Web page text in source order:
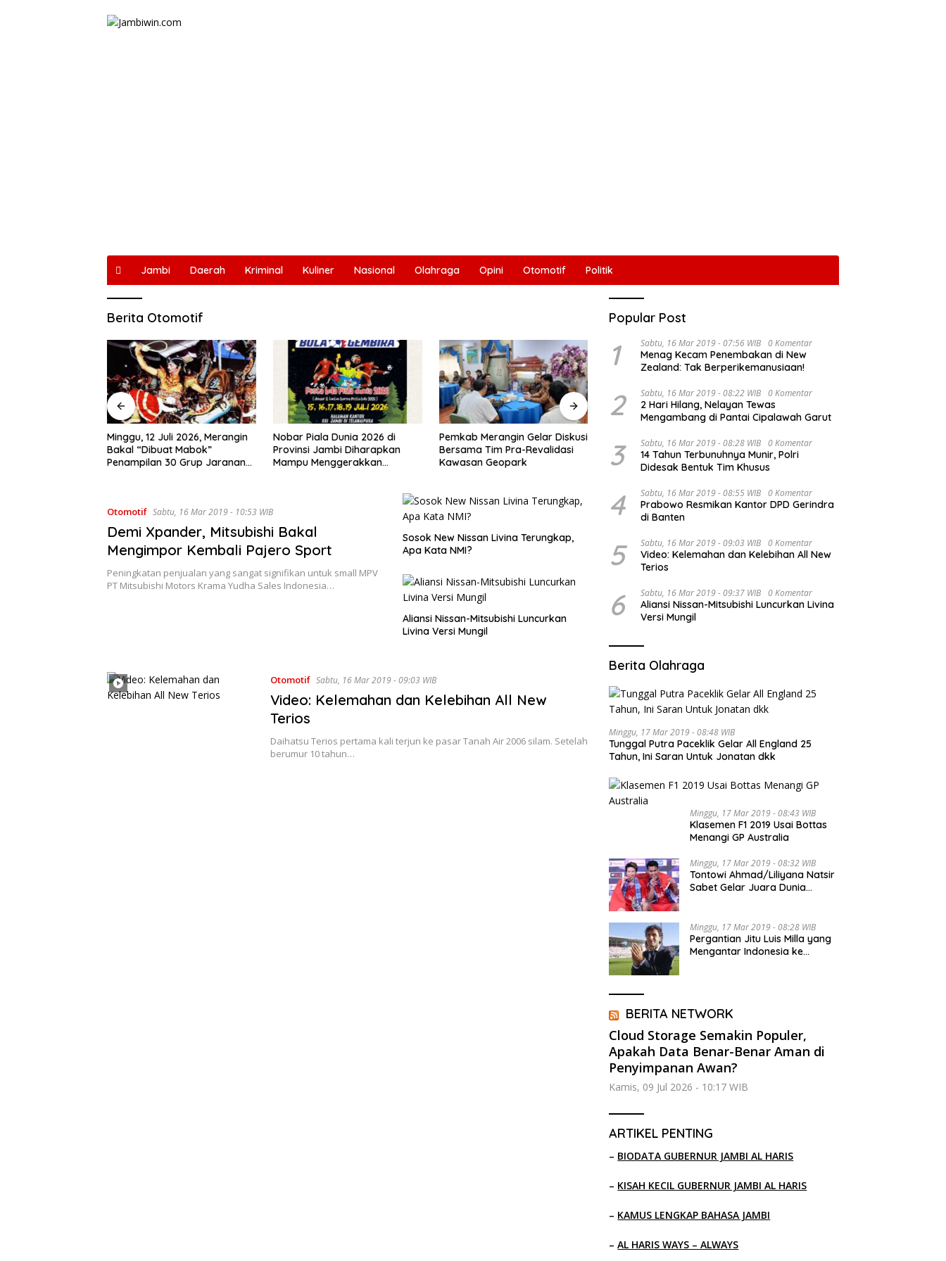
Jambi Daerah Kriminal Kuliner Nasional Olahraga Opini Otomotif Politik
Berita Otomotif
Nobar Piala Dunia 2026 di
Provinsi Jambi Diharapkan
Mampu Menggerakkan
Pemkab Merangin Gelar Diskusi
Bersama Tim Pra-Revalidasi
Kawasan Geopark
Dijadwalkan Buka Turnamen
Urawa Cup VI di Stadion
Swarna Bhumi, Gubernur Al
Gubernur Al Haris Pimpin Rapat
Evaluasi Perkembangan
Pelaksanaan Kegiatan
Pembangunan Triwulan II TA
Hadiri Pelantikan JKSN Jambi,
Al Haris Tekankan Peran Guru
dan Kiai Jaga Moral Generasi
Otomotif Sabtu, 16 Mar 2019 - 10:53 WIB
Demi Xpander, Mitsubishi Bakal
Mengimpor Kembali Pajero Sport
Peningkatan penjualan yang sangat signifikan untuk small MPV
PT Mitsubishi Motors Krama Yudha Sales Indonesia…
Sosok New Nissan Livina Terungkap,
Apa Kata NMI?
Aliansi Nissan-Mitsubishi Luncurkan
Livina Versi Mungil
Otomotif Sabtu, 16 Mar 2019 - 09:03 WIB
Video: Kelemahan dan Kelebihan All New
Terios
Daihatsu Terios pertama kali terjun ke pasar Tanah Air 2006 silam. Setelah
berumur 10 tahun…
Popular Post
1 Sabtu, 16 Mar 2019 - 07:56 WIB 0 Komentar
Menag Kecam Penembakan di New
Zealand: Tak Berperikemanusiaan!
2 Sabtu, 16 Mar 2019 - 08:22 WIB 0 Komentar
2 Hari Hilang, Nelayan Tewas
Mengambang di Pantai Cipalawah Garut
3 Sabtu, 16 Mar 2019 - 08:28 WIB 0 Komentar
14 Tahun Terbunuhnya Munir, Polri
Didesak Bentuk Tim Khusus
4 Sabtu, 16 Mar 2019 - 08:55 WIB 0 Komentar
Prabowo Resmikan Kantor DPD Gerindra
di Banten
5 Sabtu, 16 Mar 2019 - 09:03 WIB 0 Komentar
Video: Kelemahan dan Kelebihan All New
Terios
6 Sabtu, 16 Mar 2019 - 09:37 WIB 0 Komentar
Aliansi Nissan-Mitsubishi Luncurkan Livina
Versi Mungil
Berita Olahraga
Minggu, 17 Mar 2019 - 08:48 WIB
Tunggal Putra Paceklik Gelar All England 25
Tahun, Ini Saran Untuk Jonatan dkk
Minggu, 17 Mar 2019 - 08:43 WIB
Klasemen F1 2019 Usai Bottas
Menangi GP Australia
Minggu, 17 Mar 2019 - 08:32 WIB
Tontowi Ahmad/Liliyana Natsir
Sabet Gelar Juara Dunia
Minggu, 17 Mar 2019 - 08:28 WIB
Pergantian Jitu Luis Milla yang
Mengantar Indonesia ke
BERITA NETWORK
Cloud Storage Semakin Populer,
Apakah Data Benar-Benar Aman di
Penyimpanan Awan?
Kamis, 09 Jul 2026 - 10:17 WIB
ARTIKEL PENTING
– BIODATA GUBERNUR JAMBI AL HARIS
– KISAH KECIL GUBERNUR JAMBI AL HARIS
– KAMUS LENGKAP BAHASA JAMBI
–AL HARIS WAYS – ALWAYS